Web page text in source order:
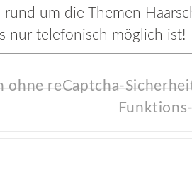
um die Themen
nur telefonisch möglich ist!
ohne reCaptcha-